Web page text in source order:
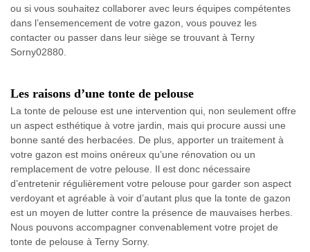
ou si vous souhaitez collaborer avec leurs équipes compétentes
dans l’ensemencement de votre gazon, vous pouvez les
contacter ou passer dans leur siège se trouvant à Terny
Sorny02880.
Les raisons d’une tonte de pelouse
La tonte de pelouse est une intervention qui, non seulement offre
un aspect esthétique à votre jardin, mais qui procure aussi une
bonne santé des herbacées. De plus, apporter un traitement à
votre gazon est moins onéreux qu’une rénovation ou un
remplacement de votre pelouse. Il est donc nécessaire
d’entretenir régulièrement votre pelouse pour garder son aspect
verdoyant et agréable à voir d’autant plus que la tonte de gazon
est un moyen de lutter contre la présence de mauvaises herbes.
Nous pouvons accompagner convenablement votre projet de
tonte de pelouse à Terny Sorny.